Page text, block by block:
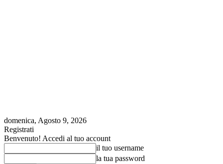
domenica, Agosto 9, 2026
Registrati
Benvenuto! Accedi al tuo account
il tuo username
la tua password